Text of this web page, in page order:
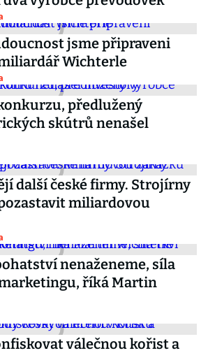
jsme připraveni
Wichterle
předlužený
skútrů nenašel
další české firmy. Strojírny
miliardovou
nenaženeme, síla
říká Martin
válečnou kořist a